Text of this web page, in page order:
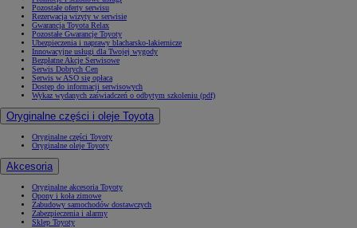
Pozostałe oferty serwisu
Rezerwacja wizyty w serwisie
Gwarancja Toyota Relax
Pozostałe Gwarancje Toyoty
Ubezpieczenia i naprawy blacharsko-lakiernicze
Innowacyjne usługi dla Twojej wygody
Bezpłatne Akcje Serwisowe
Serwis Dobrych Cen
Serwis w ASO się opłaca
Dostęp do informacji serwisowych
Wykaz wydanych zaświadczeń o odbytym szkoleniu (pdf)
Oryginalne części i oleje Toyota
Oryginalne części Toyoty
Oryginalne oleje Toyoty
Akcesoria
Oryginalne akcesoria Toyoty
Opony i koła zimowe
Zabudowy samochodów dostawczych
Zabezpieczenia i alarmy
Sklep Toyoty